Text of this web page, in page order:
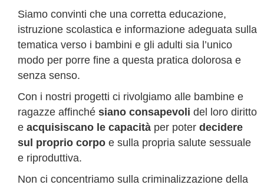
Siamo convinti che una corretta educazione,
istruzione scolastica e informazione adeguata sulla
tematica verso i bambini e gli adulti sia l’unico
modo per porre fine a questa pratica dolorosa e
senza senso.
Con i nostri progetti ci rivolgiamo alle bambine e
ragazze affinché siano consapevoli del loro diritto
e acquisiscano le capacità per poter decidere
sul proprio corpo e sulla propria salute sessuale
e riproduttiva.
Non ci concentriamo sulla criminalizzazione della